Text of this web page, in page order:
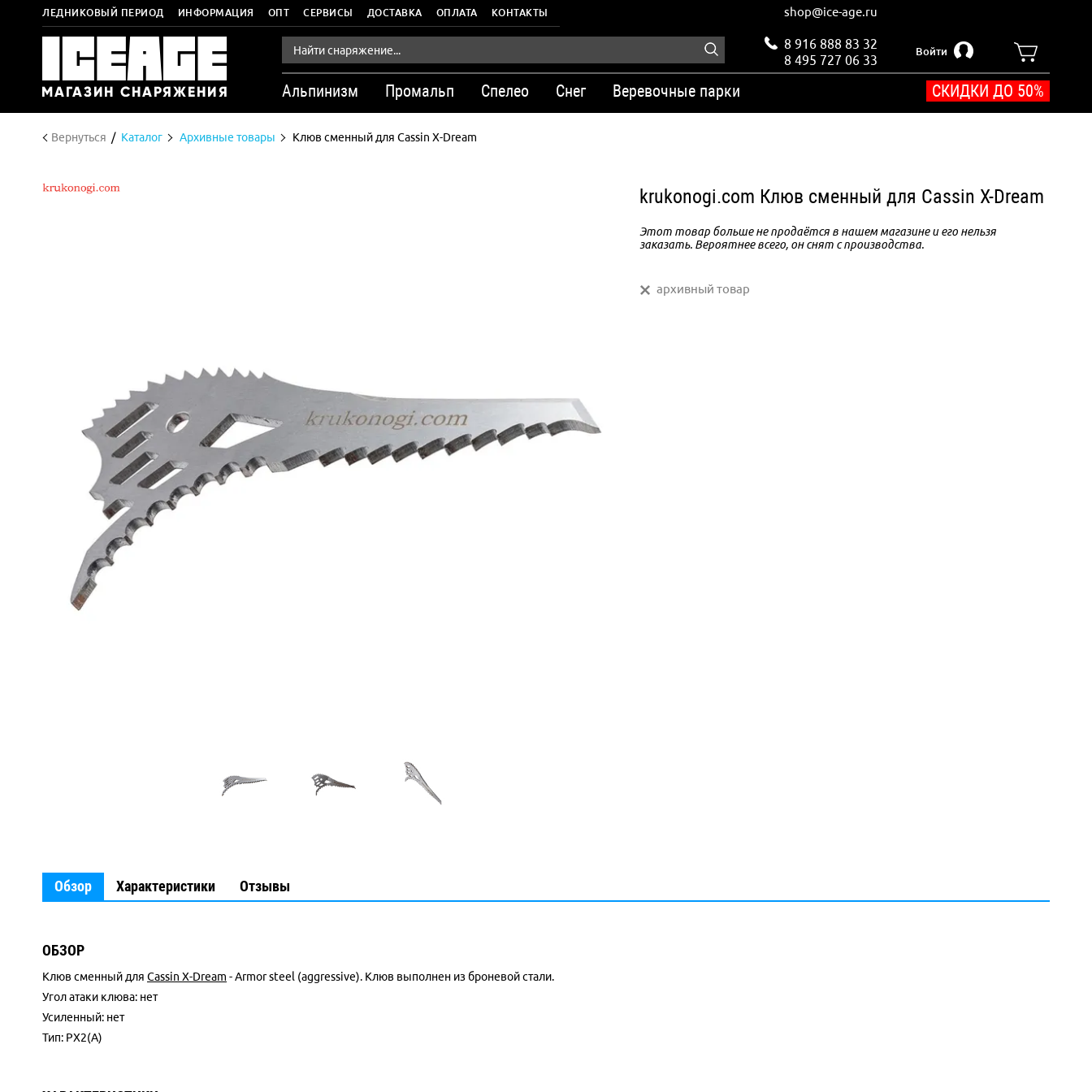
ЛЕДНИКОВЫЙ ПЕРИОД ИНФОРМАЦИЯ ОПТ СЕРВИСЫ ДОСТАВКА ОПЛАТА КОНТАКТЫ shop@ice-age.ru
8 916 888 83 32
8 495 727 06 33
Войти
Альпинизм Промальп Спелео Снег Веревочные парки СКИДКИ ДО 50%
Вернуться Каталог Архивные товары Клюв сменный для Cassin X-Dream
krukonogi.com Клюв сменный для Cassin X-Dream
Этот товар больше не продаётся в нашем магазине и его нельзя
заказать. Вероятнее всего, он снят с производства.
архивный товар
Обзор Характеристики Отзывы
ОБЗОР
Клюв сменный для Cassin X-Dream - Armor steel (aggressive). Клюв выполнен из броневой стали.
Угол атаки клюва: нет
Усиленный: нет
Тип: PX2(A)